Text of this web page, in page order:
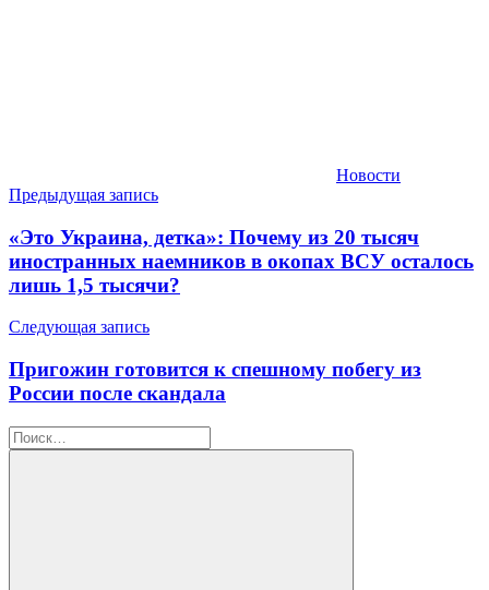
Новости
Навигация
по
записям
Предыдущая запись
«Это Украина, детка»: Почему из 20 тысяч
иностранных наемников в окопах ВСУ осталось
лишь 1,5 тысячи?
Следующая запись
Пригожин готовится к спешному побегу из
России после скандала
Найти: